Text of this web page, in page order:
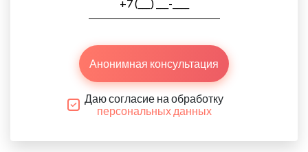
Анонимная консультация
Даю согласие на обработку
персональных данных